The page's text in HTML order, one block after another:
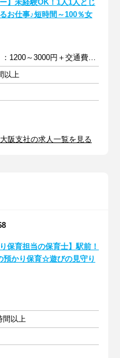
】未経験OK！1人1人とじ
お仕事♪短時間～100％女
1サービス（60分）：1200～3000円＋交通費全額支給
以上
阪支社の求人一覧を見る
保育担当の保育士】駅前！
預かり保育☆遊びの見守り
間以上